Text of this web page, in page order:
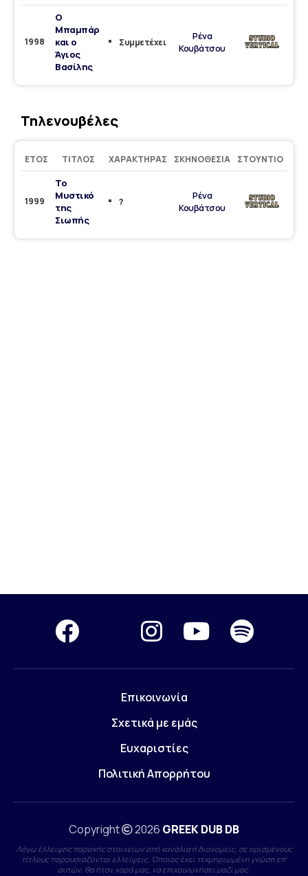
1998
Ο
Μπαμπάρ
και ο
Άγιος
Βασίλης
Συμμετέχει
Ρένα
Κουβάτσου
Τηλενουβέλες
ΈΤΟΣ ΤΊΤΛΟΣ ΧΑΡΑΚΤΉΡΑΣ ΣΚΗΝΟΘΕΣΊΑ ΣΤΟΎΝΤΙΟ
1999
Το
Μυστικό
της
Σιωπής
?
Ρένα
Κουβάτσου
Επικοινωνία
Σχετικά με εμάς
Ευχαριστίες
Πολιτική Απορρήτου
Copyright 2026 GREEK DUB DB
Λόγω έλλειψης παροχής στοιχείων από κανάλια ή διανομείς, σε ορισμένους
τίτλους παρουσιάζονται ελλείψεις. Όποιος έχει τεκμηριωμένη γνώση επ'
αυτών, θα ήταν χαρά μας, να επικοινωνήσει μαζί μας.